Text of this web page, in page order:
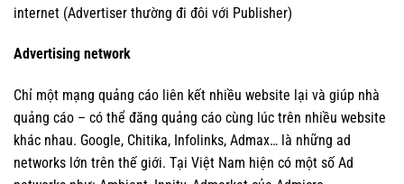
internet (Advertiser thường đi đôi với Publisher)
Advertising network
Chỉ một mạng quảng cáo liên kết nhiều website lại và giúp nhà
quảng cáo – có thể đăng quảng cáo cùng lúc trên nhiều website
khác nhau. Google, Chitika, Infolinks, Admax… là những ad
networks lớn trên thế giới. Tại Việt Nam hiện có một số Ad